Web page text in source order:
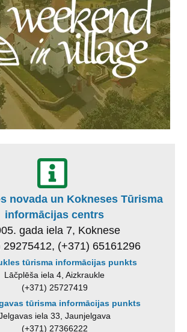
novada un Kokneses Tūrisma
informācijas centrs
gada iela 7, Koknese
29275412, (+371) 65161296
tūrisma informācijas punkts
Lāčplēša iela 4, Aizkraukle
(+371) 25727419
tūrisma informācijas punkts
iela 33, Jaunjelgava
(+371) 27366222